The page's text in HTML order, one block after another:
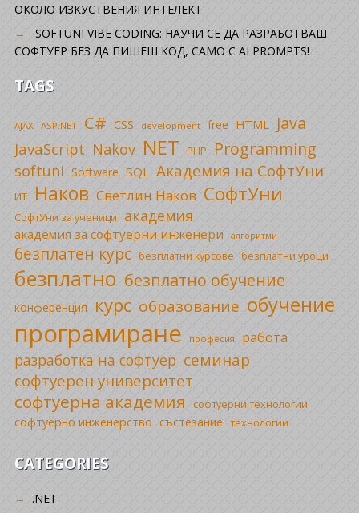
ОКОЛО ИЗКУСТВЕНИЯ ИНТЕЛЕКТ
SOFTUNI VIBE CODING: НАУЧИ СЕ ДА РАЗРАБОТВАШ
СОФТУЕР БЕЗ ДА ПИШЕШ КОД, САМО С AI PROMPTS!
TAGS
AJAX ASP.NET C# CSS development free HTML Java
JavaScript Nakov NET PHP Programming
softuni Software SQL Академия на СофтУни
ИТ Наков Светлин Наков СофтУни
СофтУни за ученици академия
академия за софтуерни инженери алгоритми
безплатен курс безплатни курсове безплатни уроци
безплатно безплатно обучение
конференция курс образование обучение
програмиране професия работа
разработка на софтуер семинар
софтуерен университет
софтуерна академия софтуерни технологии
софтуерно инженерство състезание технологии
CATEGORIES
.NET